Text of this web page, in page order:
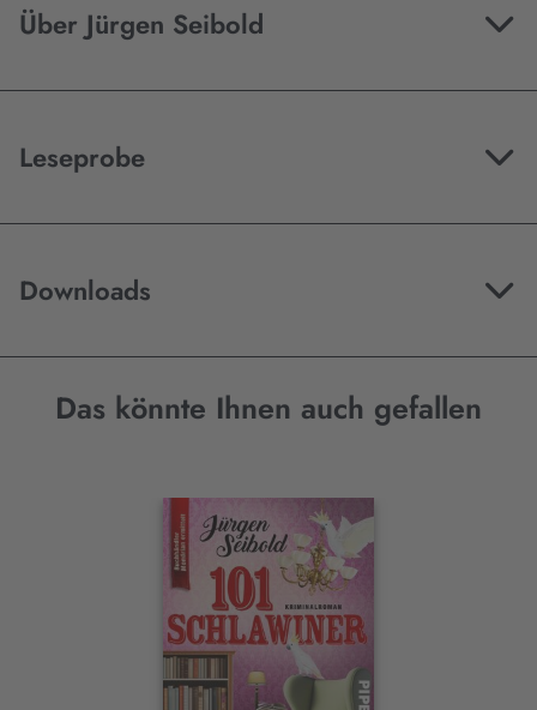
Mehr Informationen
Akzeptieren
Über Jürgen Seibold
Leseprobe
Downloads
Das könnte Ihnen auch gefallen
Interaktives